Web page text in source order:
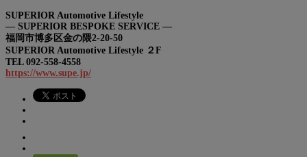
SUPERIOR Automotive Lifestyle
— SUPERIOR BESPOKE SERVICE —
福岡市博多区金の隈2-20-50
SUPERIOR Automotive Lifestyle ２F
TEL 092-558-4558
https://www.supe.jp/